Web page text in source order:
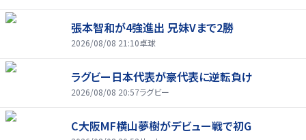
張本智和が4強進出 兄妹Vまで2勝
2026/08/08 21:10卓球
ラグビー日本代表が豪代表に逆転負け
2026/08/08 20:57ラグビー
C大阪MF横山夢樹がデビュー戦で初G